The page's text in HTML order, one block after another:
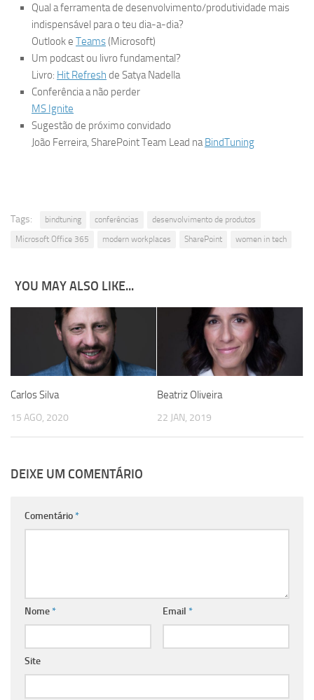
Qual a ferramenta de desenvolvimento/produtividade mais
indispensável para o teu dia-a-dia?
Outlook e Teams(Microsoft)
Um podcast ou livro fundamental?
Livro: Hit Refresh de Satya Nadella
Conferência a não perder
MS Ignite
Sugestão de próximo convidado
João Ferreira, SharePoint Team Lead naBindTuning
Tags: bindtuning conferências
desenvolvimento de produtos
Microsoft Office 365
modern workplaces SharePoint women in tech
YOU MAY ALSO LIKE...
Carlos Silva
15 AGO, 2020
Beatriz Oliveira
22 JAN, 2019
DEIXE UM COMENTÁRIO
Comentário*
Nome* Email *
Site